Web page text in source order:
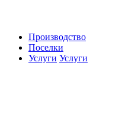
Производство
Поселки
Услуги Услуги